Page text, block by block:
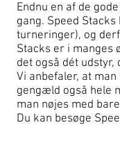
Endnu en af de
gang. Speed
turneringer), og
Stacks er i manges
det også dét
Vi anbefaler, at
gengæld også hele
man nøjes med
Du kan besøge